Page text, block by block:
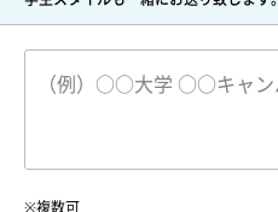
※複数可